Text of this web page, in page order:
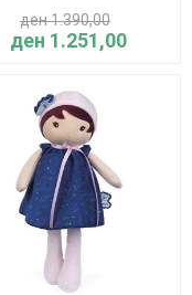
ден 1.390,00
ден 1.251,00